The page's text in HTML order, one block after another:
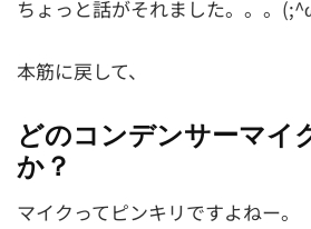
ちょっと話がそれました。。。
本筋に戻して、
どのコンデンサーマイ
か？
マイクってピンキリですよねー。